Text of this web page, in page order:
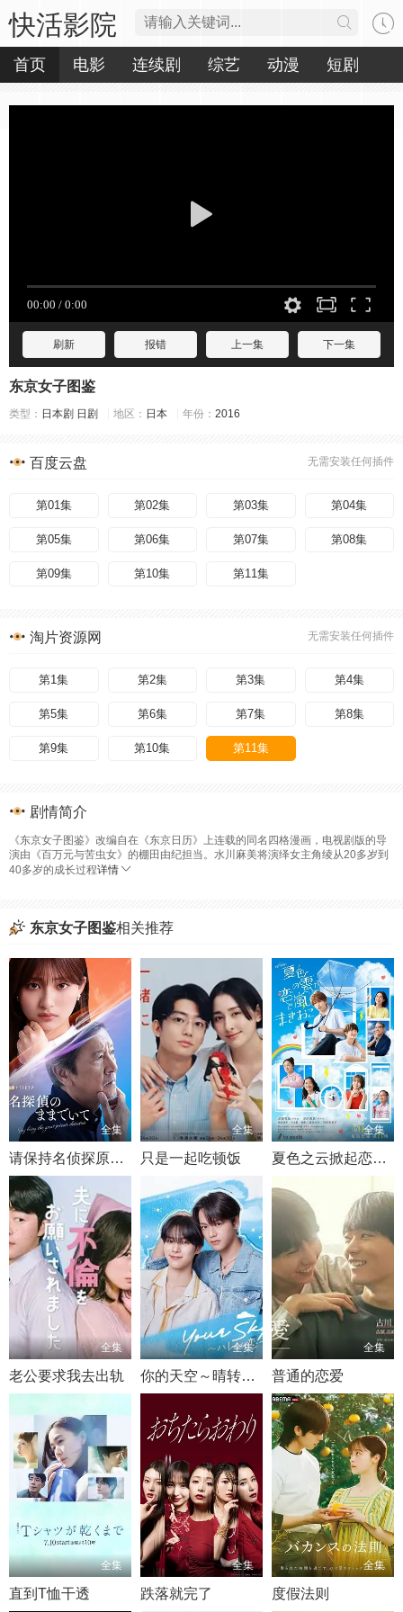
快活影院
首页 电影 连续剧 综艺 动漫 短剧
刷新 报错 上一集 下一集
东京女子图鉴
类型： 日本剧 日剧 地区： 日本 年份： 2016
无需安装任何插件
百度云盘
第01集 第02集 第03集 第04集
第05集 第06集 第07集 第08集
第09集 第10集 第11集
无需安装任何插件
淘片资源网
第1集 第2集 第3集 第4集
第5集 第6集 第7集 第8集
第9集 第10集 第11集
剧情简介
《东京女子图鉴》改编自在《东京日历》上连载的同名四格漫画，电视剧版的导
演由《百万元与苦虫女》的棚田由纪担当。水川麻美将演绎女主角绫从20多岁到
40多岁的成长过程详情
东京女子图鉴相关推荐
全集
请保持名侦探原来的样子
全集
只是一起吃顿饭
全集
夏色之云掀起恋爱与风暴
全集
老公要求我去出轨
全集
你的天空～晴转恋～
全集
普通的恋爱
全集
直到T恤干透
全集
跌落就完了
全集
度假法则